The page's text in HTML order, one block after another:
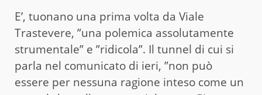
E’, tuonano una prima volta da Viale
Trastevere, ”una polemica assolutamente
strumentale” e ”ridicola”. Il tunnel di cui si
parla nel comunicato di ieri, ”non può
essere per nessuna ragione inteso come un